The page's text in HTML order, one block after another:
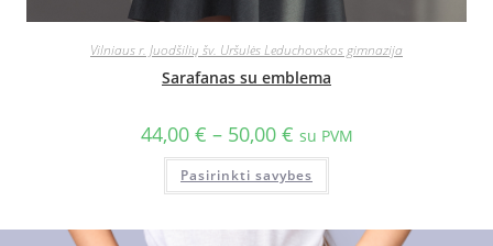
Vilniaus r. Juodšilių šv. Uršulės Leduchovskos gimnazija
Sarafanas su emblema
44,00 € – 50,00 € su PVM
Pasirinkti savybes